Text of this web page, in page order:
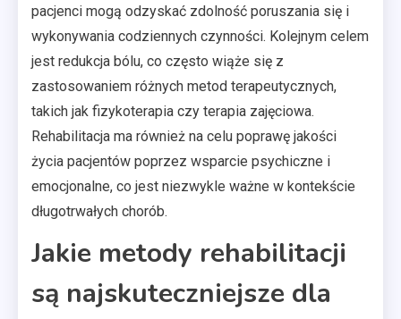
pacjenci mogą odzyskać zdolność poruszania się i
wykonywania codziennych czynności. Kolejnym celem
jest redukcja bólu, co często wiąże się z
zastosowaniem różnych metod terapeutycznych,
takich jak fizykoterapia czy terapia zajęciowa.
Rehabilitacja ma również na celu poprawę jakości
życia pacjentów poprzez wsparcie psychiczne i
emocjonalne, co jest niezwykle ważne w kontekście
długotrwałych chorób.
Jakie metody rehabilitacji
są najskuteczniejsze dla